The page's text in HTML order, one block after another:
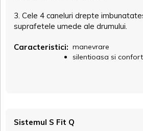
3. Cele 4 caneluri drepte
suprafetele umede ale drumului.
Caracteristici: manevrare
silentioasa si
Sistemul S Fit Q